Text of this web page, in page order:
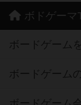
ボドゲーマ
ボードゲーム
ボードゲーム